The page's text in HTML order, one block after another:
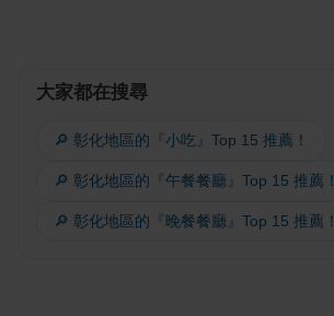
大家都在搜尋
🔎 彰化地區的『小吃』Top 15 推薦！
🔎 彰化地區的『午餐餐廳』Top 15 推薦！
🔎 彰化地區的『晚餐餐廳』Top 15 推薦！